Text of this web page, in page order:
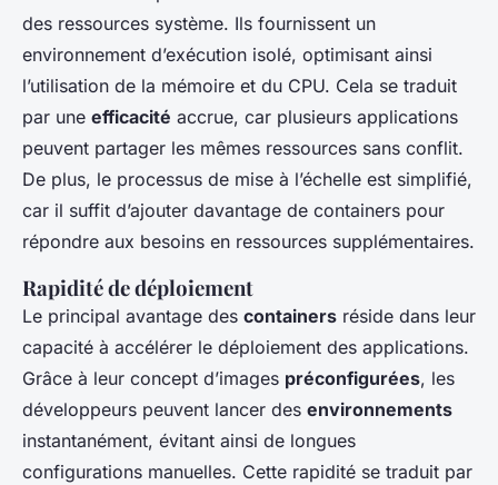
des ressources système. Ils fournissent un
environnement d’exécution isolé, optimisant ainsi
l’utilisation de la mémoire et du CPU. Cela se traduit
par une efficacité accrue, car plusieurs applications
peuvent partager les mêmes ressources sans conflit.
De plus, le processus de mise à l’échelle est simplifié,
car il suffit d’ajouter davantage de containers pour
répondre aux besoins en ressources supplémentaires.
Rapidité de déploiement
Le principal avantage des containers réside dans leur
capacité à accélérer le déploiement des applications.
Grâce à leur concept d’images préconfigurées, les
développeurs peuvent lancer des environnements
instantanément, évitant ainsi de longues
configurations manuelles. Cette rapidité se traduit par